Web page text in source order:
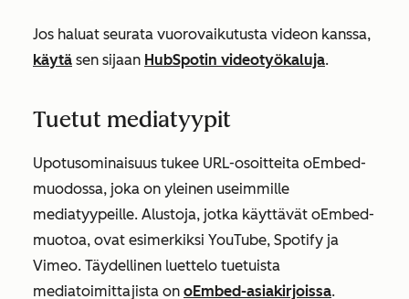
Jos haluat seurata vuorovaikutusta videon kanssa,
käytä sen sijaan HubSpotin videotyökaluja.
Tuetut mediatyypit
Upotusominaisuus tukee URL-osoitteita oEmbed-
muodossa, joka on yleinen useimmille
mediatyypeille. Alustoja, jotka käyttävät oEmbed-
muotoa, ovat esimerkiksi YouTube, Spotify ja
Vimeo. Täydellinen luettelo tuetuista
mediatoimittajista on oEmbed-asiakirjoissa.